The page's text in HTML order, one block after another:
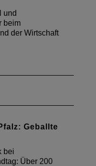
und
beim
der Wirtschaft
Geballte
bei
Über 200